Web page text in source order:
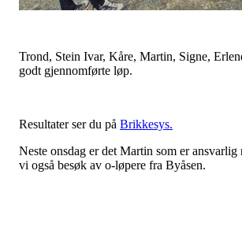
Trond, Stein Ivar, Kåre, Martin, Signe,
godt gjennomførte løp.
Resultater ser du på Brikkesys.
Neste onsdag er det Martin som er
vi også besøk av o-løpere fra Byåsen.